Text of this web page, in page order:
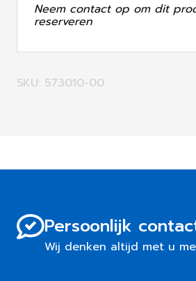
Neem contact op om dit
reserveren
SKU: 573010-00
Persoonlijk
Wij denken altijd met u